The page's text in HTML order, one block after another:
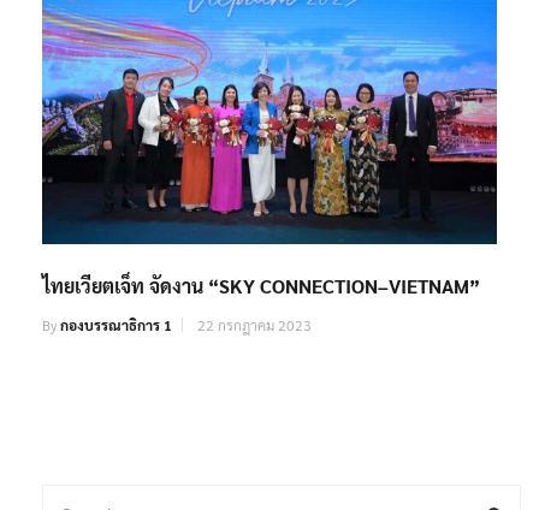
ไทยเวียตเจ็ท จัดงาน “SKY CONNECTION–VIETNAM”
Byกองบรรณาธิการ 1 22 กรกฎาคม 2023